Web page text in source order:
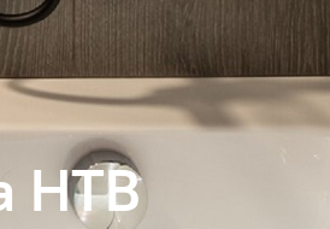
НТВ